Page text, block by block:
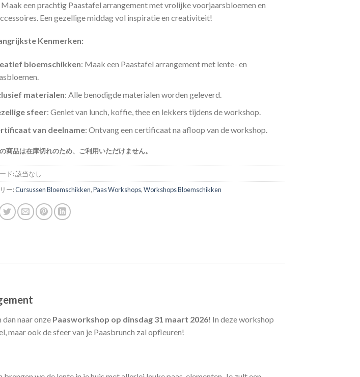
een prachtig Paastafel arrangement met vrolijke voorjaarsbloemen en
Een gezellige middag vol inspiratie en creativiteit!
Kenmerken:
bloemschikken: Maak een Paastafel arrangement met lente- en
materialen: Alle benodigde materialen worden geleverd.
sfeer: Geniet van lunch, koffie, thee en lekkers tijdens de workshop.
van deelname: Ontvang een certificaat na afloop van de workshop.
商品は在庫切れのため、ご利用いただけません。
ド:該当なし
ー:Cursussen Bloemschikken,Paas Workshops,Workshops Bloemschikken
naar onze Paasworkshop op dinsdag 31 maart 2026! In deze workshop
maar ook de sfeer van je Paasbrunch zal opfleuren!